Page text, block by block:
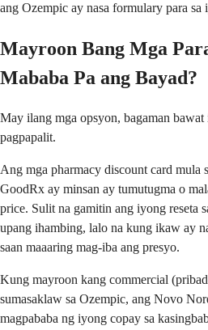
ang Ozempic ay nasa formulary para sa
Mayroon Bang Mga
Mababa Pa ang Bayad?
May ilang mga opsyon, bagaman bawat
pagpapalit.
Ang mga pharmacy discount card mula
GoodRx ay minsan ay tumutugma o
price. Sulit na gamitin ang iyong reseta
upang ihambing, lalo na kung ikaw ay
saan maaaring mag-iba ang presyo.
Kung mayroon kang commercial
sumasaklaw sa Ozempic, ang Novo
magpababa ng iyong copay sa